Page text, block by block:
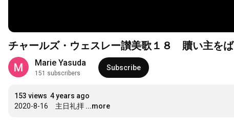
チャールズ・ウェスレー讃美歌１８ 贖い主をば
Marie Yasuda
151 subscribers
Subscribe
153 views 4 years ago
2020-8-16　主日礼拝 ...more